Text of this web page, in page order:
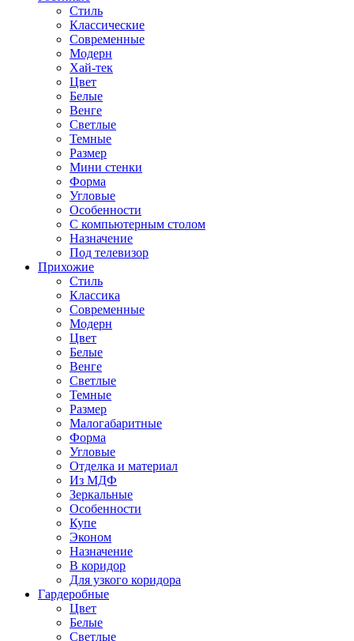
Стиль
Классические
Современные
Модерн
Хай-тек
Цвет
Белые
Венге
Светлые
Темные
Размер
Мини стенки
Форма
Угловые
Особенности
С компьютерным столом
Назначение
Под телевизор
Прихожие
Стиль
Классика
Современные
Модерн
Цвет
Белые
Венге
Светлые
Темные
Размер
Малогабаритные
Форма
Угловые
Отделка и материал
Из МДФ
Зеркальные
Особенности
Купе
Эконом
Назначение
В коридор
Для узкого коридора
Гардеробные
Цвет
Белые
Светлые